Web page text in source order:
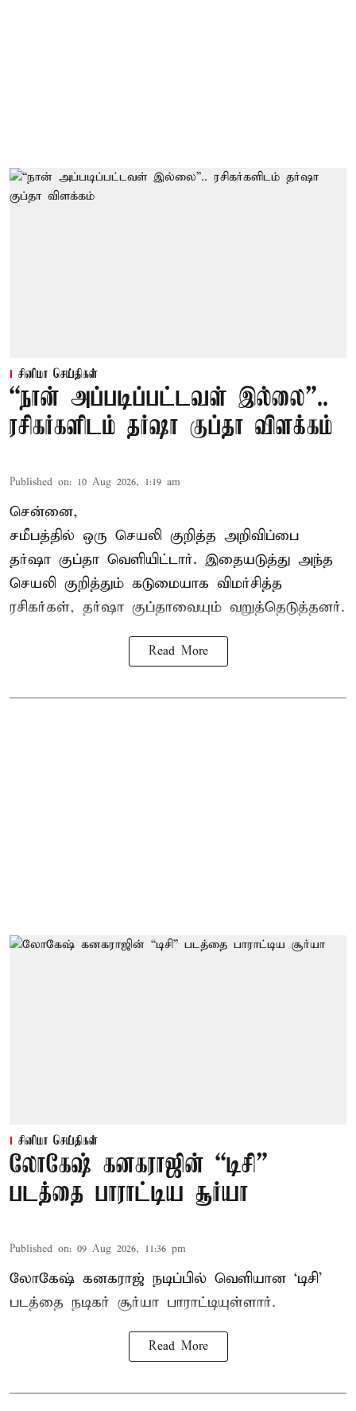
சினிமா செய்திகள்
“நான் அப்படிப்பட்டவள் இல்லை”..
ரசிகர்களிடம் தர்ஷா குப்தா விளக்கம்
Published on: 10 Aug 2026, 1:19 am
சென்னை,
சமீபத்தில் ஒரு செயலி குறித்த அறிவிப்பை
தர்ஷா குப்தா வெளியிட்டார். இதையடுத்து அந்த
செயலி குறித்தும் கடுமையாக விமர்சித்த
ரசிகர்கள், தர்ஷா குப்தாவையும் வறுத்தெடுத்தனர்.
Read More
சினிமா செய்திகள்
லோகேஷ் கனகராஜின் “டிசி”
படத்தை பாராட்டிய சூர்யா
Published on: 09 Aug 2026, 11:36 pm
லோகேஷ் கனகராஜ் நடிப்பில் வெளியான ‘டிசி’
படத்தை நடிகர் சூர்யா பாராட்டியுள்ளார்.
Read More